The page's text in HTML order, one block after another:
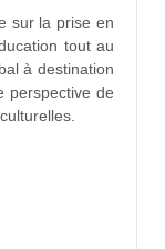
sur la prise en
tout au
à destination
perspective de